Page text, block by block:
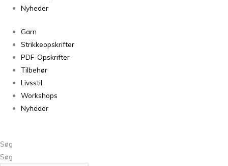
Nyheder
Garn
Strikkeopskrifter
PDF-Opskrifter
Tilbehør
Livsstil
Workshops
Nyheder
Søg
Søg